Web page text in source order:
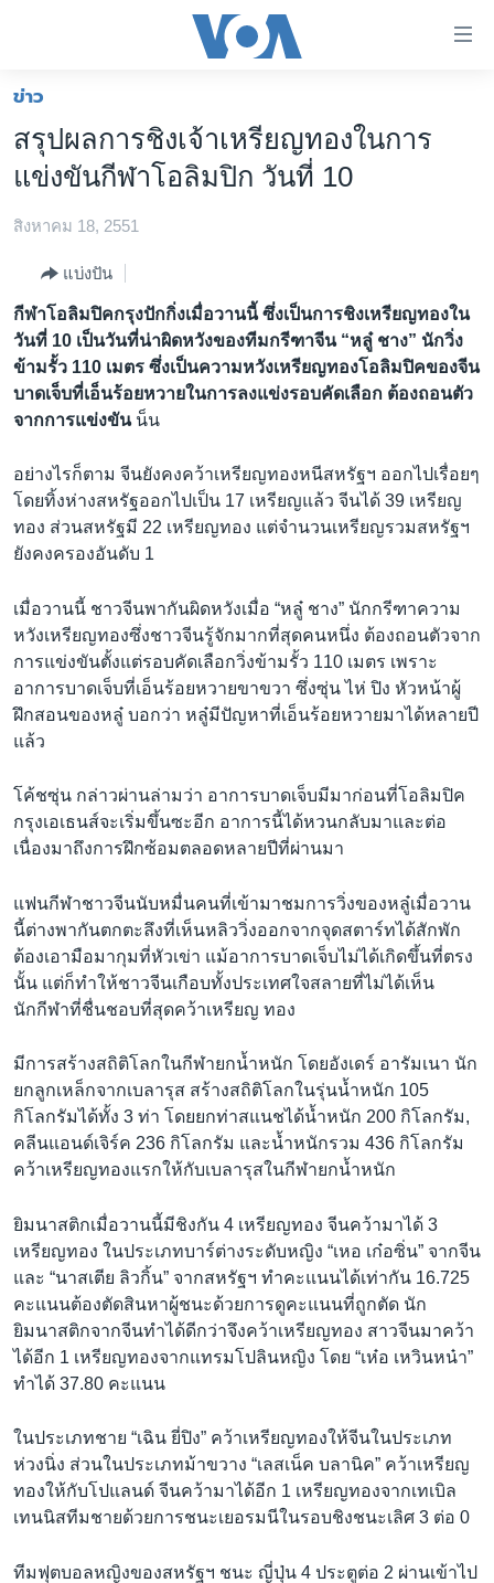
ต่อ
ไป
เนื้อหา
ข้าม
หลัก
ข้าม
ไป
การ
โลก
เอเชีย
สหรัฐฯ
ไทย
ธุรกิจ
วิทยาศาสตร์
สังคมและสุขภาพ
ไลฟ์สไตล์
ตรวจสอบข่าว
เรียนรู้ภาษาอังกฤษ
พอดคาสต์
ติดตามเรา
เลือกภาษา
ข่าว
สรุปผลการชิงเจ้าเหรียญทองในการ
แข่งขันกีฬาโอลิมปิก วันที่ 10
สิงหาคม 18, 2551
แบ่งปัน
กีฬาโอลิมปิคกรุงปักกิ่งเมื่อวานนี้ ซึ่งเป็นการชิงเหรียญทองใน
วันที่ 10 เป็นวันที่น่าผิดหวังของทีมกรีฑาจีน “หลู๋ ชาง” นักวิ่ง
ข้ามรั้ว 110 เมตร ซึ่งเป็นความหวังเหรียญทองโอลิมปิคของจีน
บาดเจ็บที่เอ็นร้อยหวายในการลงแข่งรอบคัดเลือก ต้องถอนตัว
จากการแข่งขัน น็น
อย่างไรก็ตาม จีนยังคงคว้าเหรียญทองหนีสหรัฐฯ ออกไปเรื่อยๆ
โดยทิ้งห่างสหรัฐออกไปเป็น 17 เหรียญแล้ว จีนได้ 39 เหรียญ
ทอง ส่วนสหรัฐมี 22 เหรียญทอง แต่จำนวนเหรียญรวมสหรัฐฯ
ยังคงครองอันดับ 1
เมื่อวานนี้ ชาวจีนพากันผิดหวังเมื่อ “หลู๋ ชาง” นักกรีฑาความ
หวังเหรียญทองซึ่งชาวจีนรู้จักมากที่สุดคนหนึ่ง ต้องถอนตัวจาก
การแข่งขันตั้งแต่รอบคัดเลือกวิ่งข้ามรั้ว 110 เมตร เพราะ
อาการบาดเจ็บที่เอ็นร้อยหวายขาขวา ซึ่งซุ่น ไห่ ปิง หัวหน้าผู้
ฝึกสอนของหลู๋ บอกว่า หลู๋มีปัญหาที่เอ็นร้อยหวายมาได้หลายปี
แล้ว
โค้ชซุ่น กล่าวผ่านล่ามว่า อาการบาดเจ็บมีมาก่อนที่โอลิมปิค
กรุงเอเธนส์จะเริ่มขึ้นซะอีก อาการนี้ได้หวนกลับมาและต่อ
เนื่องมาถึงการฝึกซ้อมตลอดหลายปีที่ผ่านมา
แฟนกีฬาชาวจีนนับหมื่นคนที่เข้ามาชมการวิ่งของหลู๋เมื่อวาน
นี้ต่างพากันตกตะลึงที่เห็นหลิววิ่งออกจากจุดสตาร์ทได้สักพัก
ต้องเอามือมากุมที่หัวเข่า แม้อาการบาดเจ็บไม่ได้เกิดขึ้นที่ตรง
นั้น แต่ก็ทำให้ชาวจีนเกือบทั้งประเทศใจสลายที่ไม่ได้เห็น
นักกีฬาที่ชื่นชอบที่สุดคว้าเหรียญ ทอง
มีการสร้างสถิติโลกในกีฬายกน้ำหนัก โดยอังเดร์ อารัมเนา นัก
ยกลูกเหล็กจากเบลารุส สร้างสถิติโลกในรุ่นน้ำหนัก 105
กิโลกรัมได้ทั้ง 3 ท่า โดยยกท่าสแนชได้น้ำหนัก 200 กิโลกรัม,
คลีนแอนด์เจิร์ค 236 กิโลกรัม และน้ำหนักรวม 436 กิโลกรัม
คว้าเหรียญทองแรกให้กับเบลารุสในกีฬายกน้ำหนัก
ยิมนาสติกเมื่อวานนี้มีชิงกัน 4 เหรียญทอง จีนคว้ามาได้ 3
เหรียญทอง ในประเภทบาร์ต่างระดับหญิง “เหอ เก๋อซิ่น” จากจีน
และ “นาสเตีย ลิวกิ้น” จากสหรัฐฯ ทำคะแนนได้เท่ากัน 16.725
คะแนนต้องตัดสินหาผู้ชนะด้วยการดูคะแนนที่ถูกตัด นัก
ยิมนาสติกจากจีนทำได้ดีกว่าจึงคว้าเหรียญทอง สาวจีนมาคว้า
ได้อีก 1 เหรียญทองจากแทรมโปลินหญิง โดย “เห๋อ เหวินหน๋า”
ทำได้ 37.80 คะแนน
ในประเภทชาย “เฉิน ยี่ปิง” คว้าเหรียญทองให้จีนในประเภท
ห่วงนิ่ง ส่วนในประเภทม้าขวาง “เลสเน็ค บลานิค” คว้าเหรียญ
ทองให้กับโปแลนด์ จีนคว้ามาได้อีก 1 เหรียญทองจากเทเบิล
เทนนิสทีมชายด้วยการชนะเยอรมนีในรอบชิงชนะเลิศ 3 ต่อ 0
ทีมฟุตบอลหญิงของสหรัฐฯ ชนะ ญี่ปุ่น 4 ประตูต่อ 2 ผ่านเข้าไป